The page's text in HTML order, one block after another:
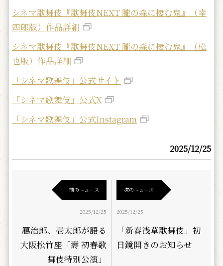
シネマ歌舞伎『歌舞伎NEXT 朧の森に棲む鬼』（幸
四郎版）作品詳細
シネマ歌舞伎『歌舞伎NEXT 朧の森に棲む鬼』（松
也版）作品詳細
「シネマ歌舞伎」公式サイト
「シネマ歌舞伎」公式X
「シネマ歌舞伎」公式Instagram
2025/12/25
前のニュース
2025/12/25
鴈治郎、壱太郎が語る
大阪松竹座「壽 初春歌
舞伎特別公演」
次のニュース
2025/12/25
「新春浅草歌舞伎」初
日鏡開きのお知らせ